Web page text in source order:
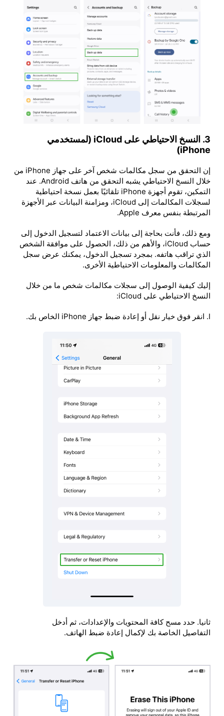
3. النسخ الاحتياطي على iCloud (لمستخدمي
iPhone)
إن التحقق من سجل مكالمات شخص آخر على جهاز iPhone من
خلال النسخ الاحتياطي يشبه التحقق من هاتف Android. عند
التمكين، تقوم أجهزة iPhone تلقائيًا بعمل نسخة احتياطية
لسجلات المكالمات إلى iCloud، ومزامنة البيانات عبر الأجهزة
المرتبطة بنفس معرف Apple.
ومع ذلك، فأنت بحاجة إلى بيانات الاعتماد لتسجيل الدخول إلى
حساب iCloud، والأهم من ذلك، الحصول على موافقة الشخص
الذي تراقب هاتفه. بمجرد تسجيل الدخول، يمكنك عرض سجل
المكالمات والمعلومات الاحتياطية الأخرى.
إليك كيفية الوصول إلى سجلات مكالمات شخص ما من خلال
النسخ الاحتياطي على iCloud:
I. انقر فوق خيار نقل أو إعادة ضبط جهاز iPhone الخاص بك.
ثانيا. حدد مسح كافة المحتويات والإعدادات، ثم أدخل
التفاصيل الخاصة بك لإكمال إعادة ضبط الهاتف.